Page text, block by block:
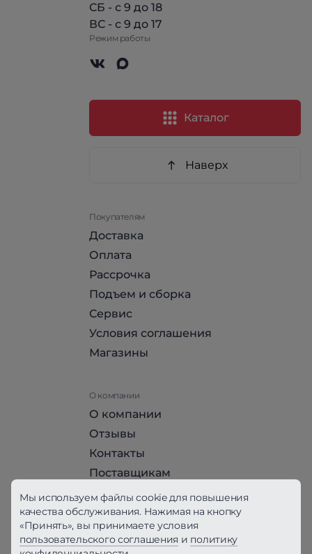
СБ - с 9 до 18
ВС - с 9 до 17
Режим работы
Каталог
Наверх
Покупателям
Доставка
Оплата
Рассрочка
Подъем и сборка
Сервис
Условия соглашения
Магазины
О компании
О компании
Отзывы
Контакты
Поставщикам
Стать партнером HomeHit
Политика конфиденциальности
Мы используем файлы cookie для повышения
качества обслуживания. Нажимая на кнопку
«Принять», вы принимаете условия
пользовательского соглашения и политику